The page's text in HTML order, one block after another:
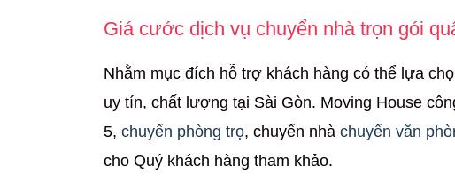
Giá cước dịch vụ chuyển nhà trọn gói
Nhằm mục đích hỗ trợ khách hàng có thể lựa
uy tín, chất lượng tại Sài Gòn. Moving House
5, chuyển phòng trọ, chuyển nhà chuyển văn
cho Quý khách hàng tham khảo.